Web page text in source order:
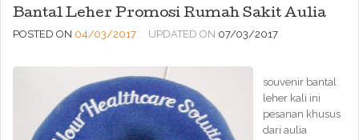
Bantal Leher Promosi Rumah Sakit Aulia
POSTED ON 04/03/2017 UPDATED ON 07/03/2017
souvenir bantal
leher kali ini
pesanan khusus
dari aulia